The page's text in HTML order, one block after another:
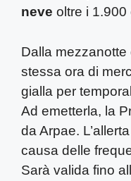
neve oltre i 1.900
Dalla
stessa ora di
gialla per
Ad emetterla, la
da Arpae.
causa delle
Sarà valida fino